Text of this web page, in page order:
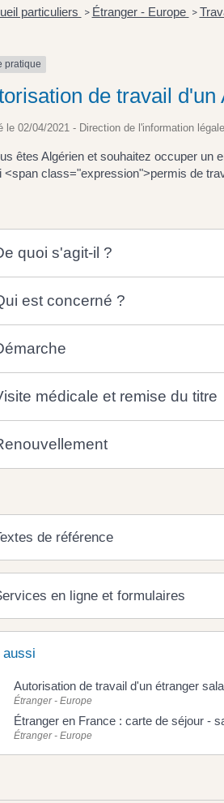
particuliers > Étranger - Europe >
pratique
de travail
le 02/04/2021 - Direction de l'information
êtes Algérien et souhaitez occuper un
<span class="expression">permis de
quoi s'agit-il ?
est concerné ?
médicale et remise du titre
de référence
en ligne et formulaires
aussi
Autorisation de travail d'un étranger
Étranger - Europe
Étranger en France : carte de séjour -
Étranger - Europe